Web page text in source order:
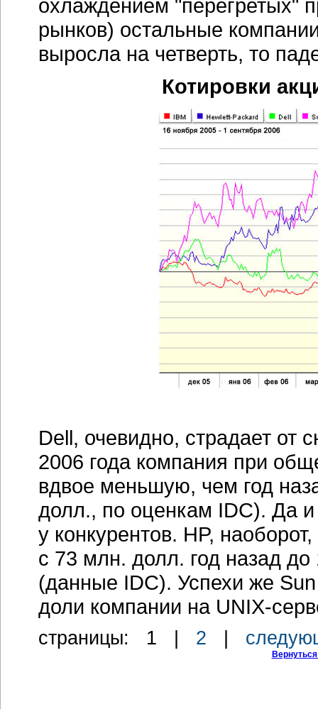
охлаждением "перегретых"
рынков) остальные
выросла на четверть, то
Котировки
Dell, очевидно, страдает от
2006 года компания при
вдвое меньшую, чем год
долл., по оценкам IDC). Да
у конкурентов. HP,
с 73 млн. долл. год назад
(данные IDC). Успехи же
доли компании на UNIX-
cтраницы: 1 2